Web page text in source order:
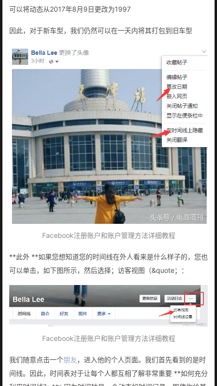
可以将动态从2017年8月9日更改为1997
因此，对于新车型，我们仍然可以在一天内将其打包到旧车型
Facebook注册账户和账户管理方法详细教程
**此外 **如果您想知道您的时间线在外人看来是什么样子的，您也
可以单击，如下图所示，然后选择；访客视图（&quote；：
Facebook注册账户和账户管理方法详细教程
我们随意点击一个朋友，进入他的个人页面。我们首先看到的是时
间线。因此，时间表对于让每个人都互相了解非常重要 **如何充分